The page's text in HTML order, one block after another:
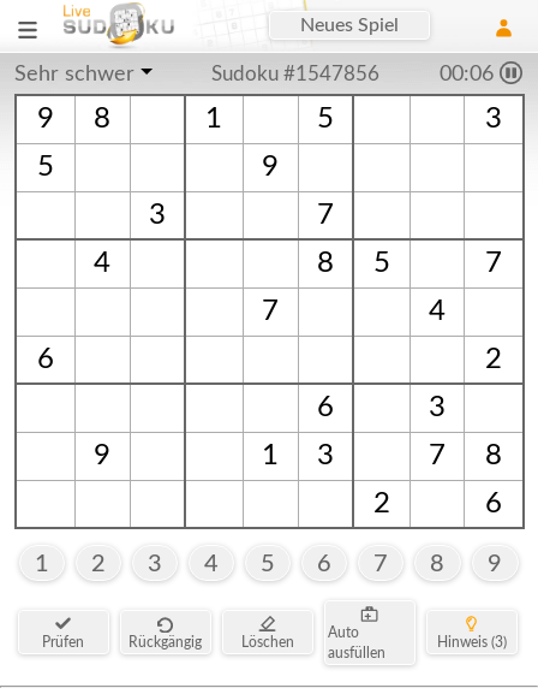
Neues Spiel
Sehr schwer Sudoku #1547856 00:07
9 8 1 5
3
5
9
3
7
4
8 5
7
7
4
6
2
6
3
9
1 3 7
8
2
6
1 2 3 4 5 6 7 8 9
Prüfen Rückgängig Löschen
Auto
ausfüllen
Hinweis (3)